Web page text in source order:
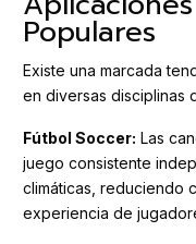
Populares
Existe una marcada
en diversas disciplinas
Fútbol Soccer: Las
juego consistente
climáticas, reduciendo
experiencia de